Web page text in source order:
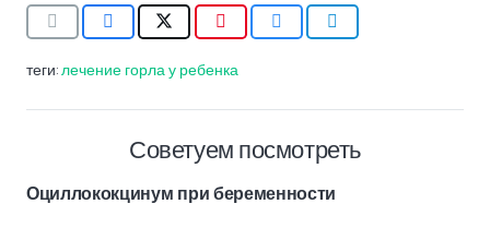
теги:лечение горла у ребенка
Советуем посмотреть
Оциллококцинум при беременности